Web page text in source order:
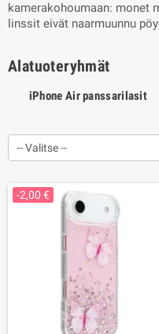
kamerakohoumaan: monet
linssit eivät naarmuunnu
Alatuoteryhmät
iPhone Air panssarilasit
-- Valitse --
-2,00 €